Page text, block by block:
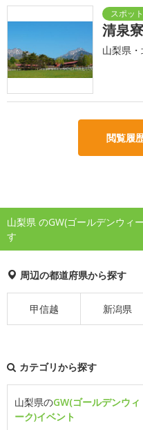
清泉
山梨県
閲覧履
山梨県 のGW(ゴールデンウィ
す
周辺の都道府県から探す
甲信越 新潟県
カテゴリから探す
山梨県のGW(ゴールデンウィ
ーク)イベント